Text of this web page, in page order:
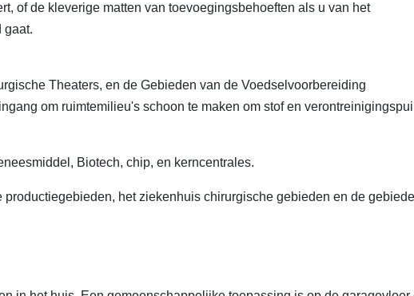
of de kleverige matten van toevoegingsbehoeften als u van het
gaat.
Theaters, en de Gebieden van de Voedselvoorbereiding
om ruimtemilieu's schoon te maken om stof en
Biotech, chip, en kerncentrales.
het ziekenhuis chirurgische gebieden en de